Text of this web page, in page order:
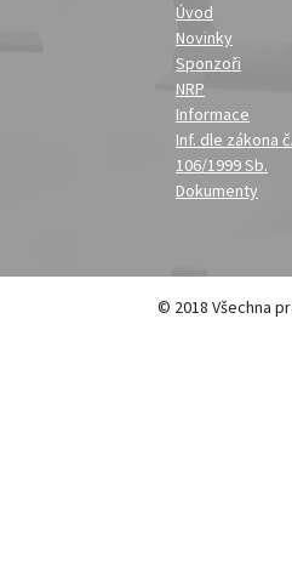
Úvod
Novinky
Sponzoři
NRP
Informace
Inf. dle zákona č.
106/1999 Sb.
Dokumenty
© 2018 Všechna